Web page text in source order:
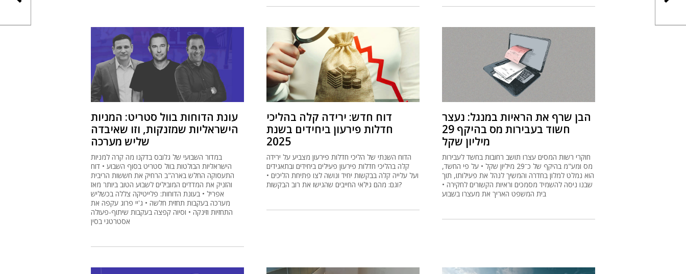
עונת הדוחות בוול סטריט: המניות
הישראליות שמזנקות, וזו שאיבדה
שליש מערכה
במדור השבועי של גלובס בדקנו מה קרה למניות
הישראליות הבולטות בוול סטריט בסוף השבוע • דוח
התעסוקה החלש בארה"ב הרחיק את חששות הריבית
והזניק את המדדים המובילים לשבוע הטוב ביותר מאז
אפריל • בעונת הדוחות: פלייטיקה צללה בכשליש
מערכה בעקבות תחזית חלשה • ג'יי פרוג עקפה את
התחזיות וזינקה • וסיוה קפצה בעקבות שיתוף-פעולה
אסטרטגי בסין
דוח חדש: ירידה קלה בהליכי
חדלות פירעון ביחידים בשנת
2025
הדוח השנתי של הליכי חדלות פירעון מצביע על ירידה
קלה בהליכי חדלות פירעון פעילים ביחידים ובתאגידים
ועל עלייה קלה בבקשות יחיד ונושה לצו פתיחת הליכים •
וגם: מהם גילאי החייבים שהגישו את רוב הבקשות?
הבן שרף את הראיות במנגל: נעצר
חשוד בעבירות מס בהיקף 29
מיליון שקל
חוקרי רשות המסים עצרו תושב רחובות בחשד לעבירות
מס ומע"מ בהיקף של כ־29 מיליון שקל • על פי החשד,
הוא נמלט למלון בחדרה והמשיך לנהל את פעילותו, תוך
שבנו ניסה להשמיד מסמכים וראיות הקשורים לחקירה •
בית המשפט האריך את מעצרו בשבוע